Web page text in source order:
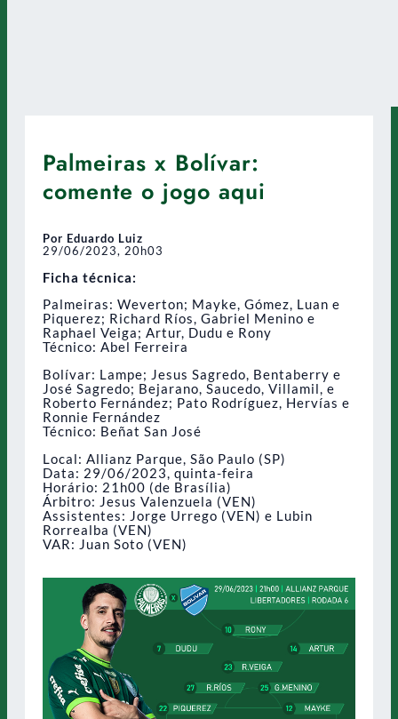
Palmeiras x Bolívar:
comente o jogo aqui
Por Eduardo Luiz
29/06/2023, 20h03
Ficha técnica:
Palmeiras: Weverton; Mayke, Gómez, Luan e
Piquerez; Richard Ríos, Gabriel Menino e
Raphael Veiga; Artur, Dudu e Rony
Técnico: Abel Ferreira
Bolívar: Lampe; Jesus Sagredo, Bentaberry e
José Sagredo; Bejarano, Saucedo, Villamil, e
Roberto Fernández; Pato Rodríguez, Hervías e
Ronnie Fernández
Técnico: Beñat San José
Local: Allianz Parque, São Paulo (SP)
Data: 29/06/2023, quinta-feira
Horário: 21h00 (de Brasília)
Árbitro: Jesus Valenzuela (VEN)
Assistentes: Jorge Urrego (VEN) e Lubin
Rorrealba (VEN)
VAR: Juan Soto (VEN)